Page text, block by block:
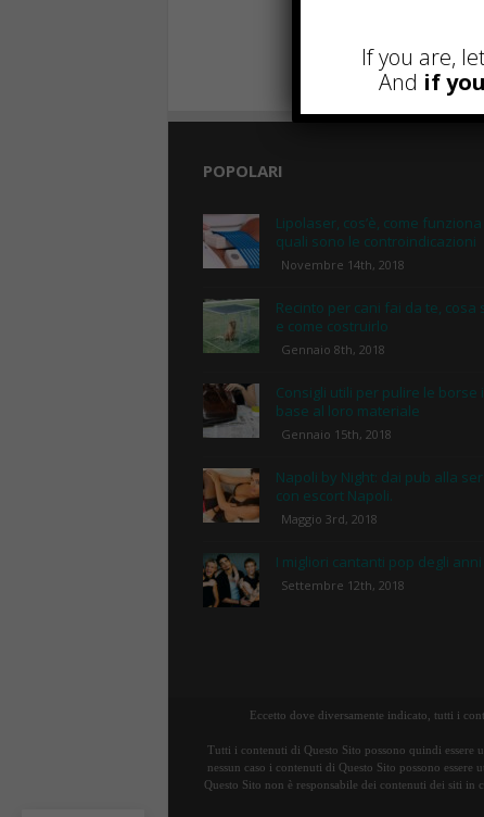
POPOLARI
Lipolaser, cos’è, come funziona
quali sono le controindicazioni
Novembre 14th, 2018
Recinto per cani fai da te, cosa
e come costruirlo
Gennaio 8th, 2018
Consigli utili per pulire le borse
base al loro materiale
Gennaio 15th, 2018
Napoli by Night: dai pub alla
con escort Napoli.
Maggio 3rd, 2018
I migliori cantanti pop degli anni
Settembre 12th, 2018
Eccetto dove diversamente indicato, tutti i
Tutti i contenuti di Questo Sito possono quindi
nessun caso i contenuti di Questo Sito possono
Questo Sito non è responsabile dei contenuti dei siti
If you are,
And if